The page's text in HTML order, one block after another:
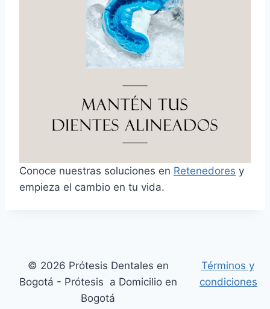
Conoce nuestras soluciones en Retenedores y
empieza el cambio en tu vida.
© 2026 Prótesis Dentales en
Bogotá - Prótesis a Domicilio en
Bogotá
Términos y
condiciones